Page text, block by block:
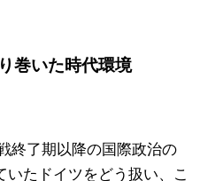
巻いた時代環境
終了期以降の国際政治の
たドイツをどう扱い、こ